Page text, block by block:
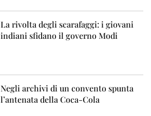
La rivolta degli scarafaggi: i giovani
indiani sfidano il governo Modi
Negli archivi di un convento spunta
l’antenata della Coca-Cola